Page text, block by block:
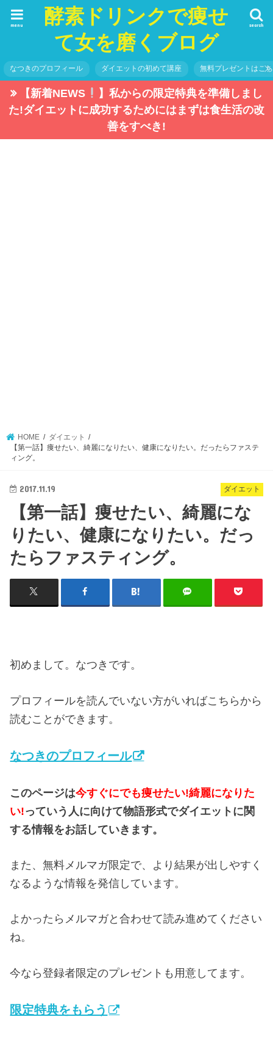
酵素ドリンクで痩せ
て女を磨くブログ
search
menu
なつきのプロフィール ダイエットの初めて講座 無料プレゼントはこ
【新着NEWS
】私からの限定特典を準備しまし
た!ダイエットに成功するためにはまずは食生活の改
善をすべき!
HOME
ダイエット
【第一話】痩せたい、綺麗になりたい、健康になりたい。だったらファステ
ィング。
ダイエット
2017.11.19
【第一話】痩せたい、綺麗にな
りたい、健康になりたい。だっ
たらファスティング。
初めまして。なつきです。
プロフィールを読んでいない方がいればこちらから
読むことができます。
なつきのプロフィール
このページは今すぐにでも痩せたい!綺麗になりた
い!っていう人に向けて物語形式でダイエットに関
する情報をお話していきます。
また、無料メルマガ限定で、より結果が出しやすく
なるような情報を発信しています。
よかったらメルマガと合わせて読み進めてください
ね。
今なら登録者限定のプレゼントも用意してます。
限定特典をもらう